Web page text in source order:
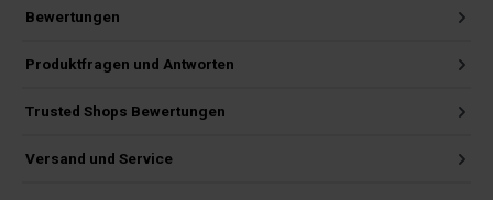
Bewertungen
Produktfragen und Antworten
Trusted Shops Bewertungen
Versand und Service